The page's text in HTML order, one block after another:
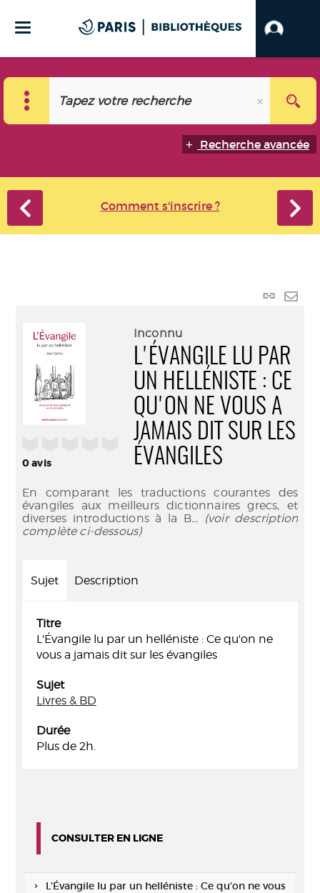
Recherche avancée
Comment s'inscrire ?
Lien
0avis
Inconnu
L'ÉVANGILE LU PAR
UN HELLÉNISTE : CE
QU'ON NE VOUS A
JAMAIS DIT SUR LES
ÉVANGILES
En comparant les traductions courantes des
évangiles aux meilleurs dictionnaires grecs, et
diverses introductions à la B... (voir description
complète ci-dessous)
Sujet Description
Titre
L'Évangile lu par un helléniste : Ce qu'on ne
vous a jamais dit sur les évangiles
Sujet
Livres & BD
Durée
Plus de 2h.
CONSULTER EN LIGNE
L'Évangile lu par un helléniste : Ce qu'on ne vous